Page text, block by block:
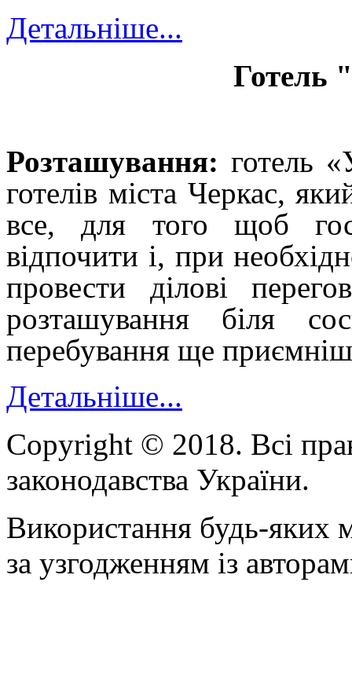
Детальніше...
Готель
Розташування: готель
готелів міста Черкас,
все, для того щоб
відпочити і, при
провести ділові
розташування біля
перебування ще
Детальніше...
Copyright © 2018. Всі
законодавства України.
Використання будь-яких
за узгодженням із